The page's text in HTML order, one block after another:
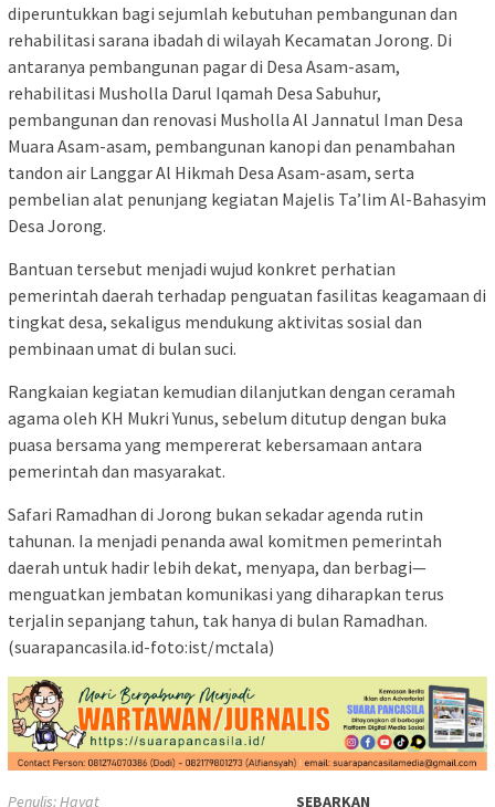
diperuntukkan bagi sejumlah kebutuhan pembangunan dan
rehabilitasi sarana ibadah di wilayah Kecamatan Jorong. Di
antaranya pembangunan pagar di Desa Asam-asam,
rehabilitasi Musholla Darul Iqamah Desa Sabuhur,
pembangunan dan renovasi Musholla Al Jannatul Iman Desa
Muara Asam-asam, pembangunan kanopi dan penambahan
tandon air Langgar Al Hikmah Desa Asam-asam, serta
pembelian alat penunjang kegiatan Majelis Ta’lim Al-Bahasyim
Desa Jorong.
Bantuan tersebut menjadi wujud konkret perhatian
pemerintah daerah terhadap penguatan fasilitas keagamaan di
tingkat desa, sekaligus mendukung aktivitas sosial dan
pembinaan umat di bulan suci.
Rangkaian kegiatan kemudian dilanjutkan dengan ceramah
agama oleh KH Mukri Yunus, sebelum ditutup dengan buka
puasa bersama yang mempererat kebersamaan antara
pemerintah dan masyarakat.
Safari Ramadhan di Jorong bukan sekadar agenda rutin
tahunan. Ia menjadi penanda awal komitmen pemerintah
daerah untuk hadir lebih dekat, menyapa, dan berbagi—
menguatkan jembatan komunikasi yang diharapkan terus
terjalin sepanjang tahun, tak hanya di bulan Ramadhan.
(suarapancasila.id-foto:ist/mctala)
Penulis: Hayat SEBARKAN